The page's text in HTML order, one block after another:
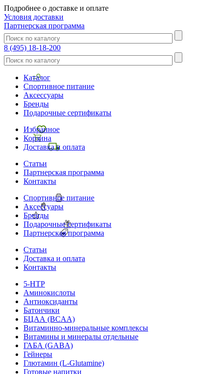
Подробнее о доставке и оплате
Условия доставки
Партнерская программа
8 (495) 18-18-200
Каталог
Спортивное питание
Аксессуары
Бренды
Подарочные сертификаты
Избранное
Корзина
Доставка и оплата
Статьи
Партнерская программа
Контакты
Спортивное питание
Аксессуары
Бренды
Подарочные сертификаты
Партнерская программа
Статьи
Доставка и оплата
Контакты
5-HTP
Аминокислоты
Антиоксиданты
Батончики
БЦАА (BCAA)
Витаминно-минеральные комплексы
Витамины и минералы отдельные
ГАБА (GABA)
Гейнеры
Глютамин (L-Glutamine)
Готовые напитки